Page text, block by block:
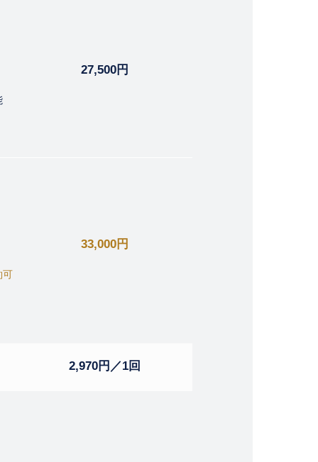
27,500円
可
33,000円
2,970円／1回